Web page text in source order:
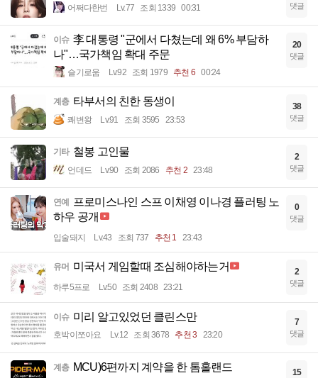
어쩌다한번 Lv.77 조회 1339 00:31 댓글
이슈 李 대통령 "군에서 다쳤는데 왜 6% 부담하
나"…국가책임 확대 주문
슬기로움 Lv.92 조회 1979 추천 6 00:24
20
댓글
계층 타부서의 친한 동생이
쾌변왕 Lv.91 조회 3595 23:53
38
댓글
기타 철봉 고인물
언데드 Lv.90 조회 2086 추천 2 23:48
2
댓글
연예 프로미스나인 스프 이채영 이나경 플러팅 노
하우 공개
입술돼지 Lv.43 조회 737 추천 1 23:43
0
댓글
유머 미국서 게임할때 조심해야하는거
하루5프로 Lv.50 조회 2408 23:21
2
댓글
이슈 미리 알고있었던 클린스만
호박이쪼아요 Lv.12 조회 3678 추천 3 23:20
7
댓글
계층 MCU)6편까지 계약을 한 톰홀랜드 15